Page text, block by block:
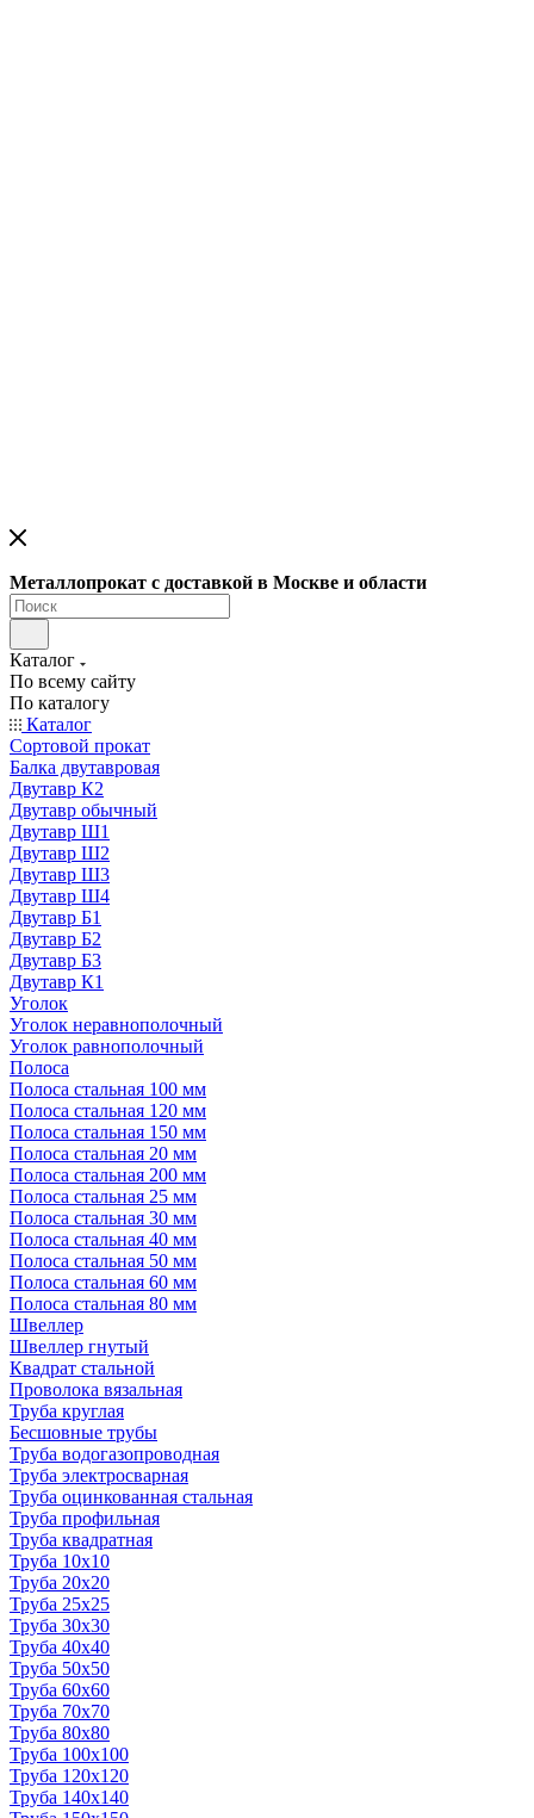
Металлопрокат с доставкой в Москве и области
Каталог
По всему сайту
По каталогу
Каталог
Сортовой прокат
Балка двутавровая
Двутавр К2
Двутавр обычный
Двутавр Ш1
Двутавр Ш2
Двутавр Ш3
Двутавр Ш4
Двутавр Б1
Двутавр Б2
Двутавр Б3
Двутавр К1
Уголок
Уголок неравнополочный
Уголок равнополочный
Полоса
Полоса стальная 100 мм
Полоса стальная 120 мм
Полоса стальная 150 мм
Полоса стальная 20 мм
Полоса стальная 200 мм
Полоса стальная 25 мм
Полоса стальная 30 мм
Полоса стальная 40 мм
Полоса стальная 50 мм
Полоса стальная 60 мм
Полоса стальная 80 мм
Швеллер
Швеллер гнутый
Квадрат стальной
Проволока вязальная
Труба круглая
Бесшовные трубы
Труба водогазопроводная
Труба электросварная
Труба оцинкованная стальная
Труба профильная
Труба квадратная
Труба 10x10
Труба 20x20
Труба 25x25
Труба 30x30
Труба 40x40
Труба 50x50
Труба 60x60
Труба 70x70
Труба 80x80
Труба 100x100
Труба 120x120
Труба 140x140